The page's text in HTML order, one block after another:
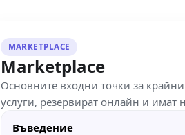
MARKETPLACE
Marketplace
Основните входни точки за
услуги, резервират онлайн и имат
Въведение